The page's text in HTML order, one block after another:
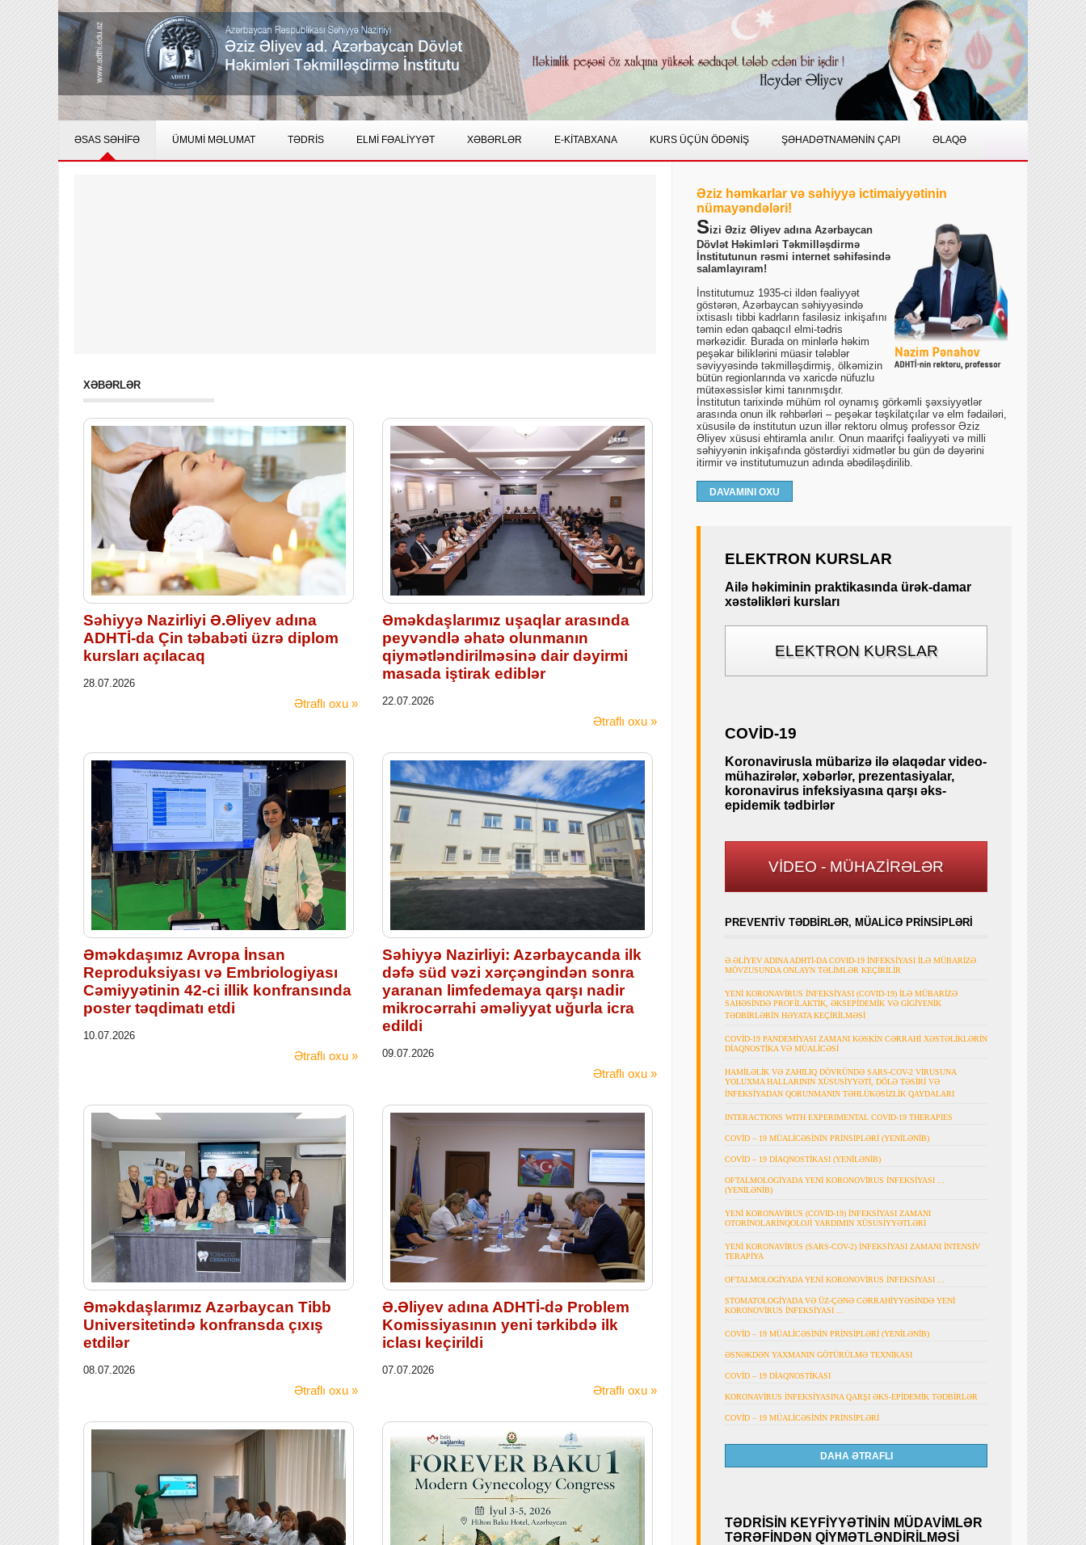
ƏSAS SƏHİFƏ ÜMUMİ MƏLUMAT TƏDRİS ELMİ FƏALİYYƏT XƏBƏRLƏR E-KİTABXANA KURS ÜÇÜN ÖDƏNİŞ ŞƏHADƏTNAMƏNİN ÇAPI ƏLAQƏ
XƏBƏRLƏR
Səhiyyə Nazirliyi Ə.Əliyev adına
ADHTİ-da Çin təbabəti üzrə diplom
kursları açılacaq
28.07.2026
Ətraflı oxu »
Əməkdaşlarımız uşaqlar arasında
peyvəndlə əhatə olunmanın
qiymətləndirilməsinə dair dəyirmi
masada iştirak ediblər
22.07.2026
Ətraflı oxu »
Əməkdaşımız Avropa İnsan
Reproduksiyası və Embriologiyası
Cəmiyyətinin 42-ci illik konfransında
poster təqdimatı etdi
10.07.2026
Ətraflı oxu »
Səhiyyə Nazirliyi: Azərbaycanda ilk
dəfə süd vəzi xərçəngindən sonra
yaranan limfedemaya qarşı nadir
mikrocərrahi əməliyyat uğurla icra
edildi
09.07.2026
Ətraflı oxu »
Əməkdaşlarımız Azərbaycan Tibb
Universitetində konfransda çıxış
etdilər
08.07.2026
Ətraflı oxu »
Ə.Əliyev adına ADHTİ-də Problem
Komissiyasının yeni tərkibdə ilk
iclası keçirildi
07.07.2026
Ətraflı oxu »
Əziz həmkarlar və səhiyyə ictimaiyyətinin
nümayəndələri!
Sizi Əziz Əliyev adına Azərbaycan
Dövlət Həkimləri Təkmilləşdirmə
İnstitutunun rəsmi internet səhifəsində
salamlayıram!
İnstitutumuz 1935-ci ildən fəaliyyət
göstərən, Azərbaycan səhiyyəsində
ixtisaslı tibbi kadrların fasiləsiz inkişafını
təmin edən qabaqcıl elmi-tədris
mərkəzidir. Burada on minlərlə həkim
peşəkar biliklərini müasir tələblər
səviyyəsində təkmilləşdirmiş, ölkəmizin
bütün regionlarında və xaricdə nüfuzlu
mütəxəssislər kimi tanınmışdır.
İnstitutun tarixində mühüm rol oynamış görkəmli şəxsiyyətlər
arasında onun ilk rəhbərləri – peşəkar təşkilatçılar və elm fədailəri,
xüsusilə də institutun uzun illər rektoru olmuş professor Əziz
Əliyev xüsusi ehtiramla anılır. Onun maarifçi fəaliyyəti və milli
səhiyyənin inkişafında göstərdiyi xidmətlər bu gün də dəyərini
itirmir və institutumuzun adında əbədiləşdirilib.
DAVAMINI OXU
ELEKTRON KURSLAR
Ailə həkiminin praktikasında ürək-damar
xəstəlikləri kursları
ELEKTRON KURSLAR
COVİD-19
Koronavirusla mübarizə ilə əlaqədar video-
mühazirələr, xəbərlər, prezentasiyalar,
koronavirus infeksiyasına qarşı əks-
epidemik tədbirlər
VİDEO - MÜHAZİRƏLƏR
PREVENTİV TƏDBİRLƏR, MÜALİCƏ PRİNSİPLƏRİ
Ə.ƏLİYEV ADINA ADHTİ-DA COVID-19 İNFEKSİYASI İLƏ MÜBARİZƏ
MÖVZUSUNDA ONLAYN TƏLİMLƏR KEÇİRİLİR
YENİ KORONAVİRUS İNFEKSİYASI (COVID-19) İLƏ MÜBARİZƏ
SAHƏSİNDƏ PROFİLAKTİK, ƏKSEPİDEMİK VƏ GİGİYENİK
TƏDBİRLƏRİN HƏYATA KEÇİRİLMƏSİ
COVİD-19 PANDEMİYASI ZAMANI KƏSKİN CƏRRAHİ XƏSTƏLİKLƏRİN
DİAQNOSTİKA VƏ MÜALİCƏSİ
HAMİLƏLİK VƏ ZAHILIQ DÖVRÜNDƏ SARS-COV-2 VİRUSUNA
YOLUXMA HALLARININ XÜSUSİYYƏTİ, DÖLƏ TƏSİRİ VƏ
İNFEKSİYADAN QORUNMANIN TƏHLÜKƏSİZLİK QAYDALARI
INTERACTIONS WITH EXPERIMENTAL COVID-19 THERAPIES
COVİD – 19 MÜALİCƏSİNİN PRİNSİPLƏRİ (YENİLƏNİB)
COVİD – 19 DİAQNOSTİKASI (YENİLƏNİB)
OFTALMOLOGİYADA YENİ KORONOVİRUS İNFEKSİYASI ...
(YENİLƏNİB)
YENİ KORONAVİRUS (COVID-19) İNFEKSİYASI ZAMANI
OTORİNOLARİNQOLOJİ YARDIMIN XÜSUSİYYƏTLƏRİ
YENİ KORONAVİRUS (SARS-COV-2) İNFEKSİYASI ZAMANI İNTENSİV
TERAPİYA
OFTALMOLOGİYADA YENİ KORONOVİRUS İNFEKSİYASI ...
STOMATOLOGİYADA VƏ ÜZ-ÇƏNƏ CƏRRAHİYYƏSİNDƏ YENİ
KORONOVİRUS İNFEKSİYASI ...
COVİD – 19 MÜALİCƏSİNİN PRİNSİPLƏRİ (YENİLƏNİB)
ƏSNƏKDƏN YAXMANIN GÖTÜRÜLMƏ TEXNİKASI
COVİD – 19 DİAQNOSTİKASI
KORONAVİRUS İNFEKSİYASINA QARŞI ƏKS-EPİDEMİK TƏDBİRLƏR
COVİD – 19 MÜALİCƏSİNİN PRİNSİPLƏRİ
DAHA ƏTRAFLI
TƏDRİSİN KEYFİYYƏTİNİN MÜDAVİMLƏR
TƏRƏFİNDƏN QİYMƏTLƏNDİRİLMƏSİ